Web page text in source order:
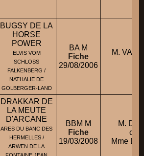
BUGSY DE LA
HORSE
POWER
ELVIS VOM
SCHLOSS
FALKENBERG /
NATHALIE DE
GOLBERGER-LAND
BA M
Fiche
29/08/2006
M. VAN
DRAKKAR DE
LA MEUTE
D'ARCANE
ARES DU BANC DES
HERMELLES /
ARWEN DE LA
BBM M
Fiche
19/03/2008
M.
Mme